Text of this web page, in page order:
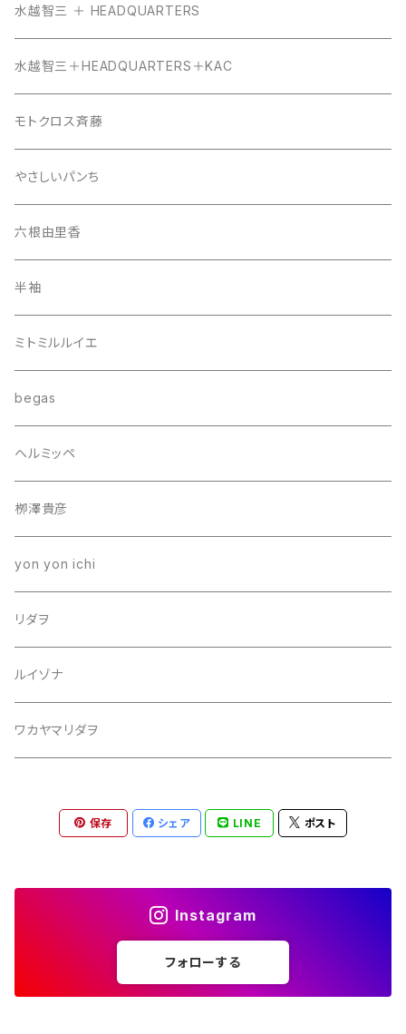
水越智三 ＋ HEADQUARTERS
水越智三＋HEADQUARTERS＋KAC
モトクロス斉藤
やさしいパンち
六根由里香
半袖
ミトミルルイエ
begas
ヘルミッペ
栁澤貴彦
yon yon ichi
リダヲ
ルイゾナ
ワカヤマリダヲ
保存 シェア LINE ポスト
Instagram
フォローする